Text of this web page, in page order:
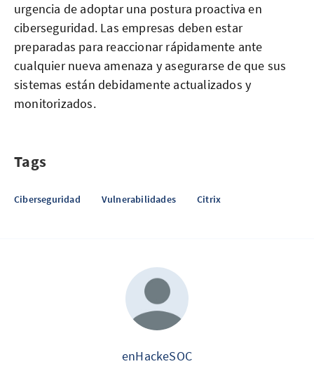
urgencia de adoptar una postura proactiva en
ciberseguridad. Las empresas deben estar
preparadas para reaccionar rápidamente ante
cualquier nueva amenaza y asegurarse de que sus
sistemas están debidamente actualizados y
monitorizados.
Tags
Ciberseguridad Vulnerabilidades Citrix
enHackeSOC